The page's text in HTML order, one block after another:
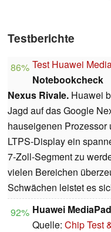
Testberichte
86% Test Huawei
Notebookcheck
Nexus Rivale. Huawei
Jagd auf das Google
hauseigenen
LTPS-Display ein
7-Zoll-Segment zu
vielen Bereichen
Schwächen leistet es
92% Huawei
Quelle: Chip Test